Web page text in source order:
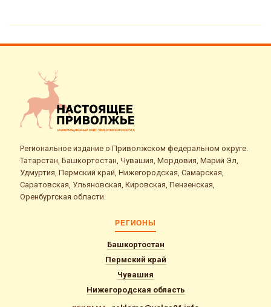
Региональное издание о Приволжском федеральном округе.
Татарстан, Башкортостан, Чувашия, Мордовия, Марий Эл,
Удмуртия, Пермский край, Нижегородская, Самарская,
Саратовская, Ульяновская, Кировская, Пензенская,
Оренбургская области.
РЕГИОНЫ
Башкортостан
Пермский край
Чувашия
Нижегородская область